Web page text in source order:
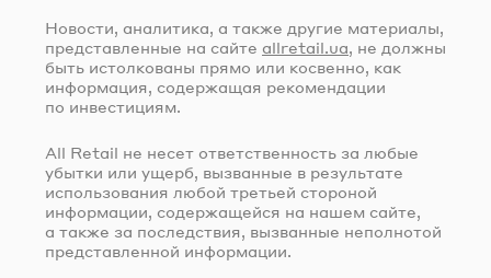
Новости, аналитика, а также другие материалы,
представленные на сайте allretail.ua, не должны
быть истолкованы прямо или косвенно, как
информация, содержащая рекомендации
по инвестициям.
All Retail не несет ответственность за любые
убытки или ущерб, вызванные в результате
использования любой третьей стороной
информации, содержащейся на нашем сайте,
а также за последствия, вызванные неполнотой
представленной информации.